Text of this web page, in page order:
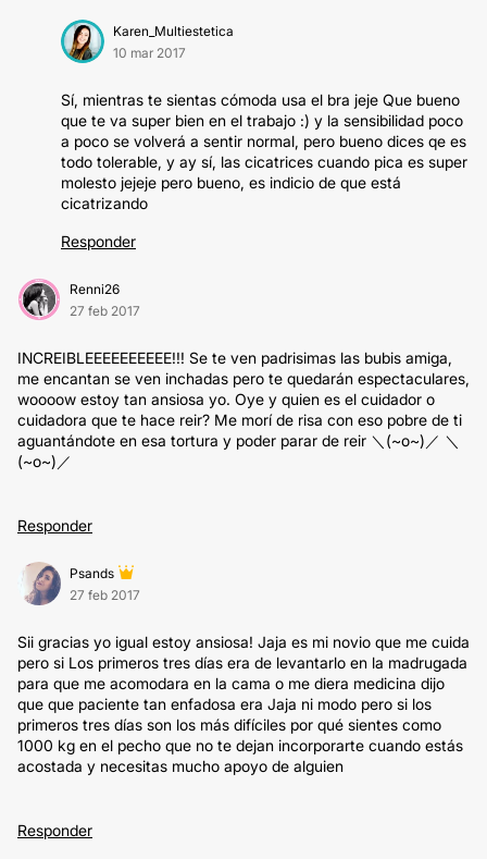
Karen_Multiestetica
10 mar 2017
Sí, mientras te sientas cómoda usa el bra jeje Que bueno
que te va super bien en el trabajo :) y la sensibilidad poco
a poco se volverá a sentir normal, pero bueno dices qe es
todo tolerable, y ay sí, las cicatrices cuando pica es super
molesto jejeje pero bueno, es indicio de que está
cicatrizando
Responder
Renni26
27 feb 2017
INCREIBLEEEEEEEEEE!!! Se te ven padrisimas las bubis amiga,
me encantan se ven inchadas pero te quedarán espectaculares,
woooow estoy tan ansiosa yo. Oye y quien es el cuidador o
cuidadora que te hace reir? Me morí de risa con eso pobre de ti
aguantándote en esa tortura y poder parar de reir ＼(~o~)／ ＼
(~o~)／
Responder
Psands
27 feb 2017
Sii gracias yo igual estoy ansiosa! Jaja es mi novio que me cuida
pero si Los primeros tres días era de levantarlo en la madrugada
para que me acomodara en la cama o me diera medicina dijo
que que paciente tan enfadosa era Jaja ni modo pero si los
primeros tres días son los más difíciles por qué sientes como
1000 kg en el pecho que no te dejan incorporarte cuando estás
acostada y necesitas mucho apoyo de alguien
Responder